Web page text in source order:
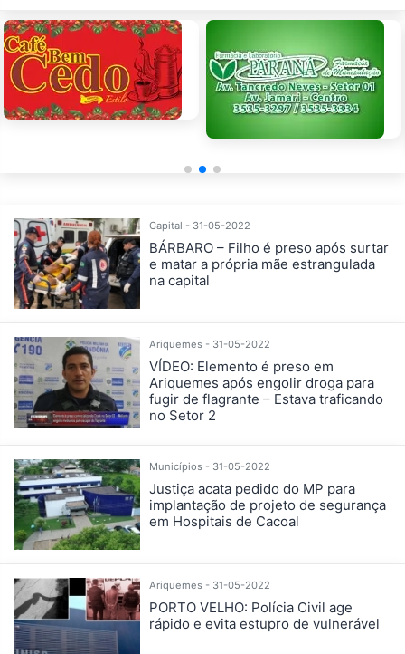
Capital - 31-05-2022
BÁRBARO – Filho é preso após surtar
e matar a própria mãe estrangulada
na capital
Ariquemes - 31-05-2022
VÍDEO: Elemento é preso em
Ariquemes após engolir droga para
fugir de flagrante – Estava traficando
no Setor 2
Municípios - 31-05-2022
Justiça acata pedido do MP para
implantação de projeto de segurança
em Hospitais de Cacoal
Ariquemes - 31-05-2022
PORTO VELHO: Polícia Civil age
rápido e evita estupro de vulnerável